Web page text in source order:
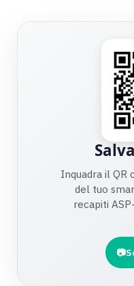
Inquadra il QR
del tuo
recapiti